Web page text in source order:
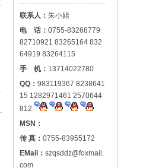
联系人： 朱小姐
电 话： 0755-83268779
82710921 83265164 832
64919 83264115
手 机： 13714022780
QQ： 983119367 8238641
15 1282971461 2570644
812
MSN：
传 真： 0755-83955172
EMail： szqsddz@foxmail.
com